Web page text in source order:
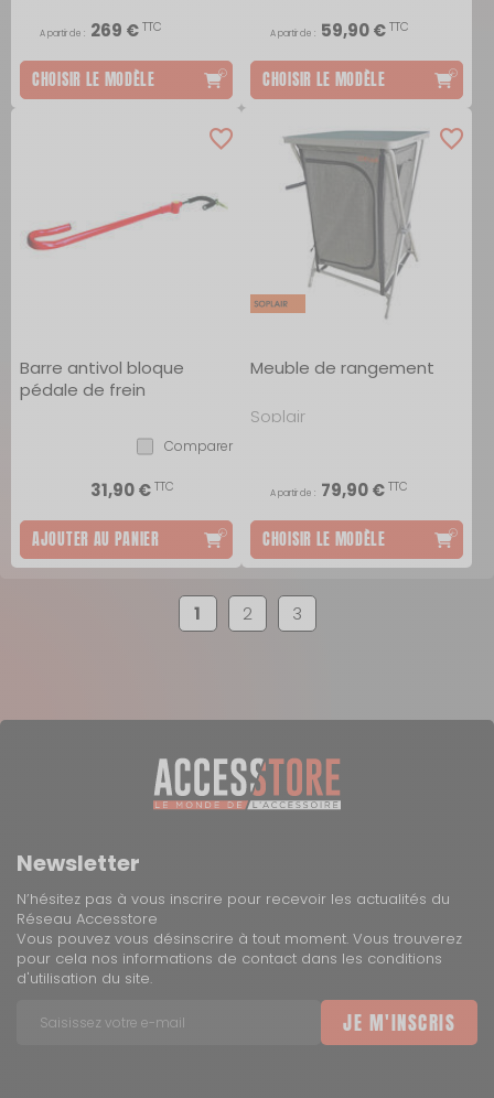
A partir de : 269 €TTC
CHOISIR LE MODÈLE
A partir de : 59,90 €TTC
CHOISIR LE MODÈLE
Barre antivol bloque
pédale de frein
Comparer
31,90 €TTC
AJOUTER AU PANIER
Meuble de rangement
Soplair
A partir de : 79,90 €TTC
CHOISIR LE MODÈLE
1 2 3
Newsletter
N’hésitez pas à vous inscrire pour recevoir les actualités du
Réseau Accesstore
Vous pouvez vous désinscrire à tout moment. Vous trouverez
pour cela nos informations de contact dans les conditions
d'utilisation du site.
JE M'INSCRIS